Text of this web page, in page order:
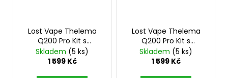
Lost Vape Thelema
Q200 Pro Kit s
Centaurus Sub Ohm
Tank V2 (Jungle
Skladem (5 ks)
1 599 Kč
Lost Vape Thelema
Q200 Pro Kit s
Centaurus Sub Ohm
Tank V2 (Desert
Skladem (5 ks)
1 599 Kč